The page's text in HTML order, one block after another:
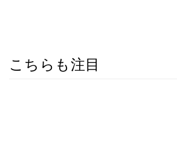
こちらも注目